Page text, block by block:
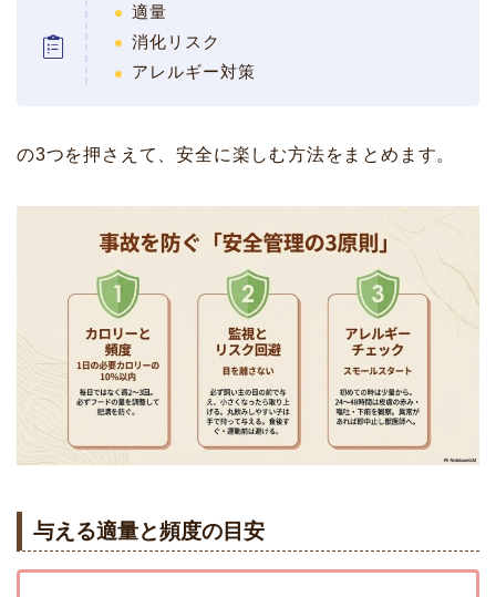
適量
消化リスク
アレルギー対策
の3つを押さえて、安全に楽しむ方法をまとめます。
与える適量と頻度の目安